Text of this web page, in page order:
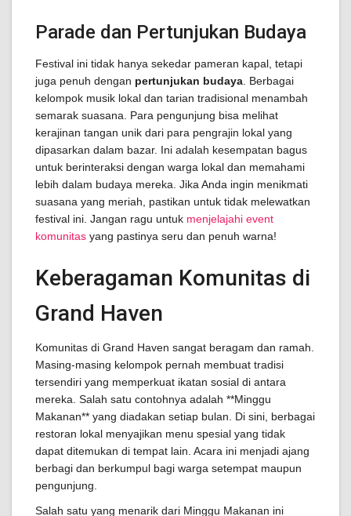
Parade dan Pertunjukan Budaya
Festival ini tidak hanya sekedar pameran kapal, tetapi
juga penuh dengan pertunjukan budaya . Berbagai
kelompok musik lokal dan tarian tradisional menambah
semarak suasana. Para pengunjung bisa melihat
kerajinan tangan unik dari para pengrajin lokal yang
dipasarkan dalam bazar. Ini adalah kesempatan bagus
untuk berinteraksi dengan warga lokal dan memahami
lebih dalam budaya mereka. Jika Anda ingin menikmati
suasana yang meriah, pastikan untuk tidak melewatkan
festival ini. Jangan ragu untuk menjelajahi event
komunitas yang pastinya seru dan penuh warna!
Keberagaman Komunitas di
Grand Haven
Komunitas di Grand Haven sangat beragam dan ramah.
Masing-masing kelompok pernah membuat tradisi
tersendiri yang memperkuat ikatan sosial di antara
mereka. Salah satu contohnya adalah **Minggu
Makanan** yang diadakan setiap bulan. Di sini, berbagai
restoran lokal menyajikan menu spesial yang tidak
dapat ditemukan di tempat lain. Acara ini menjadi ajang
berbagi dan berkumpul bagi warga setempat maupun
pengunjung.
Salah satu yang menarik dari Minggu Makanan ini